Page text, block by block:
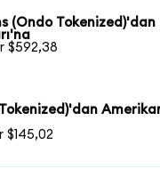
(Ondo Tokenized)'dan
$592,38
$145,02